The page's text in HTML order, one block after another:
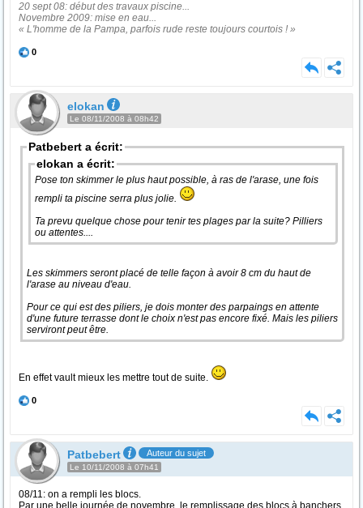
20 sept 08: début des travaux piscine...
Novembre 2009: mise en eau...
« L'homme de la Pampa, parfois rude reste toujours courtois ! »
0
elokan
Le 08/11/2008 à 08h42
Patbebert a écrit:
elokan a écrit:
Pose ton skimmer le plus haut possible, à ras de l'arase, une fois
rempli ta piscine serra plus jolie.
Ta prevu quelque chose pour tenir tes plages par la suite? Pilliers
ou attentes....
Les skimmers seront placé de telle façon à avoir 8 cm du haut de
l'arase au niveau d'eau.
Pour ce qui est des piliers, je dois monter des parpaings en attente
d'une future terrasse dont le choix n'est pas encore fixé. Mais les piliers
serviront peut être.
En effet vault mieux les mettre tout de suite.
0
Patbebert Auteur du sujet
Le 10/11/2008 à 07h41
08/11: on a rempli les blocs.
Par une belle journée de novembre, le remplissage des blocs à banchers